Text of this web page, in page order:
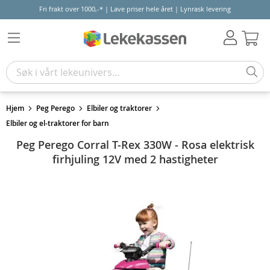
Fri frakt over 1000,-* | Lave priser hele året | Lynrask levering
Hjem Peg Perego
Elbiler og traktorer
Elbiler og el-traktorer for barn
Peg Perego Corral T-Rex 330W - Rosa elektrisk
firhjuling 12V med 2 hastigheter